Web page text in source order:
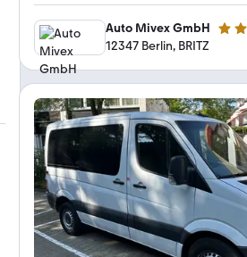
Auto Mivex GmbH 4.9
12347 Berlin, BRITZ